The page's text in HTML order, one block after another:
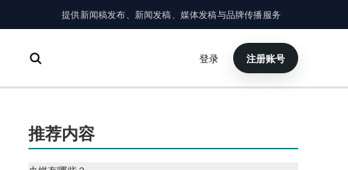
提供新闻稿发布、新闻发稿、媒体发稿与品牌传播服务
登录 注册账号
推荐内容